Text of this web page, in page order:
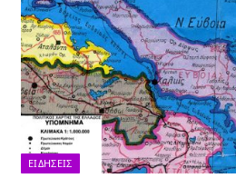
ΕΙΔΉΣΕΙΣ